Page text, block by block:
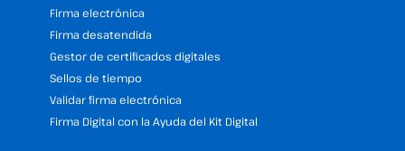
Firma electrónica
Firma desatendida
Gestor de certificados digitales
Sellos de tiempo
Validar firma electrónica
Firma Digital con la Ayuda del Kit Digital